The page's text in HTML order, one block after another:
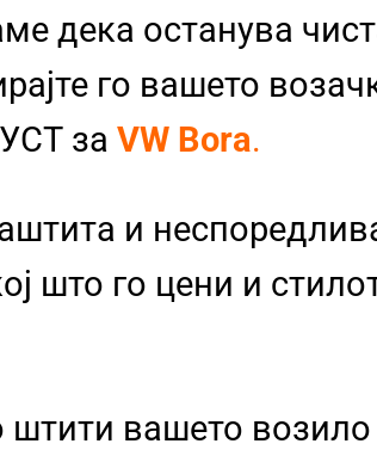
дека останува
го вашето
за VW Bora.
и
што го цени и
вашето возило